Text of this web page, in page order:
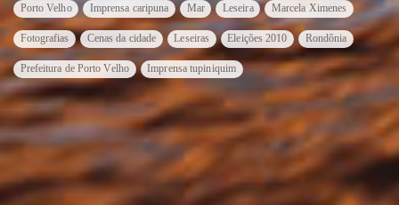
Porto Velho Imprensa caripuna Mar Leseira Marcela Ximenes
Fotografias Cenas da cidade Leseiras Eleições 2010 Rondônia
Prefeitura de Porto Velho Imprensa tupiniquim